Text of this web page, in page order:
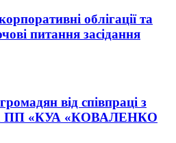
облігації та
питання засідання
від співпраці з
ПП «КУА «КОВАЛЕНКО